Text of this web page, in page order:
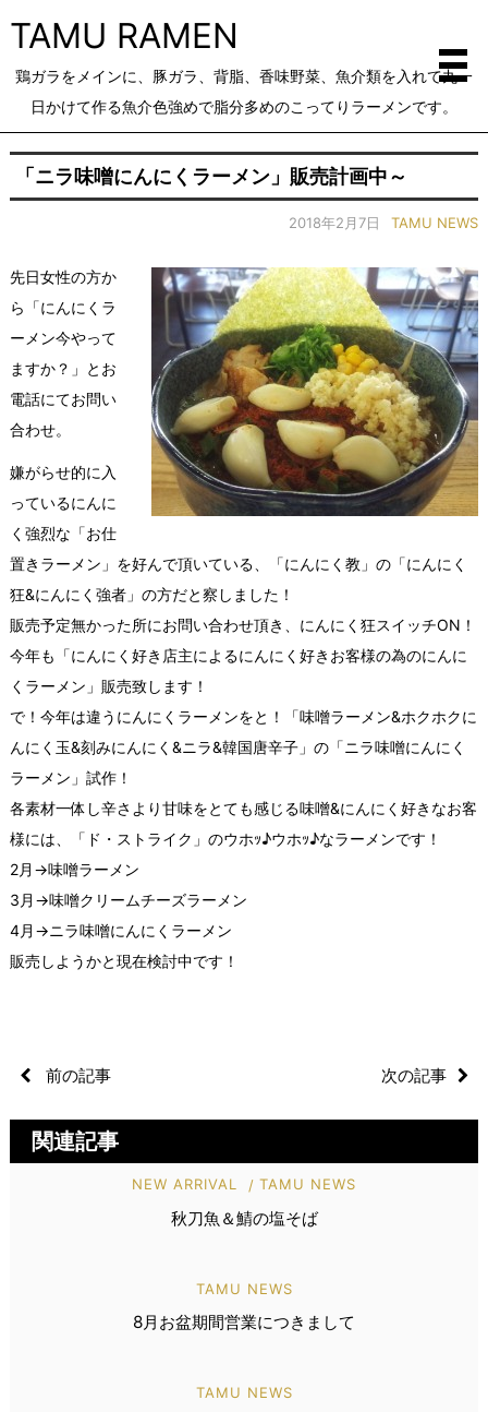
TAMU RAMEN
鶏ガラをメインに、豚ガラ、背脂、香味野菜、魚介類を入れて丸一
日かけて作る魚介色強めで脂分多めのこってりラーメンです。
「ニラ味噌にんにくラーメン」販売計画中～
2018年2月7日 TAMU NEWS
先日女性の方か
ら「にんにくラ
ーメン今やって
ますか？」とお
電話にてお問い
合わせ。
嫌がらせ的に入
っているにんに
く強烈な「お仕
置きラーメン」を好んで頂いている、「にんにく教」の「にんにく
狂&にんにく強者」の方だと察しました！
販売予定無かった所にお問い合わせ頂き、にんにく狂スイッチON！
今年も「にんにく好き店主によるにんにく好きお客様の為のにんに
くラーメン」販売致します！
で！今年は違うにんにくラーメンをと！「味噌ラーメン&ホクホクに
んにく玉&刻みにんにく&ニラ&韓国唐辛子」の「ニラ味噌にんにく
ラーメン」試作！
各素材一体し辛さより甘味をとても感じる味噌&にんにく好きなお客
様には、「ド・ストライク」のウホｯ♪ウホｯ♪なラーメンです！
2月→味噌ラーメン
3月→味噌クリームチーズラーメン
4月→ニラ味噌にんにくラーメン
販売しようかと現在検討中です！
前の記事 次の記事
関連記事
NEW ARRIVAL TAMU NEWS
秋刀魚＆鯖の塩そば
TAMU NEWS
8月お盆期間営業につきまして
TAMU NEWS